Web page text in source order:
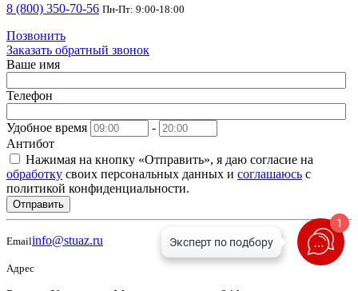
8 (800) 350-70-56 Пн-Пт: 9:00-18:00
Позвонить
Заказать обратный звонок
Ваше имя
Телефон
Удобное время
-
Антибот
Нажимая на кнопку «Отправить», я даю согласие на
обработку своих персональных данных и соглашаюсь с
политикой конфиденциальности.
Отправить
Emailinfo@stuaz.ru
Адрес
1